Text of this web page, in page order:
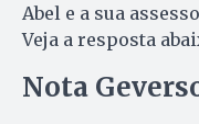
Abel e a sua
Veja a resposta
Nota